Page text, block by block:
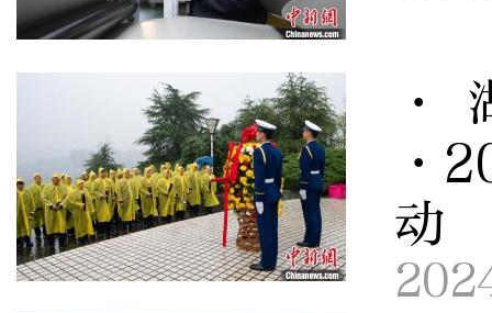
·
动